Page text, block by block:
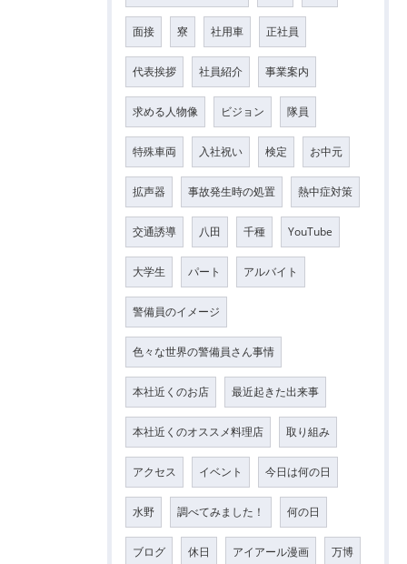
面接 寮 社用車 正社員
代表挨拶 社員紹介 事業案内
求める人物像 ビジョン 隊員
特殊車両 入社祝い 検定 お中元
拡声器 事故発生時の処置 熱中症対策
交通誘導 八田 千種 YouTube
大学生 パート アルバイト
警備員のイメージ
色々な世界の警備員さん事情
本社近くのお店 最近起きた出来事
本社近くのオススメ料理店 取り組み
アクセス イベント 今日は何の日
水野 調べてみました！ 何の日
ブログ 休日 アイアール漫画 万博